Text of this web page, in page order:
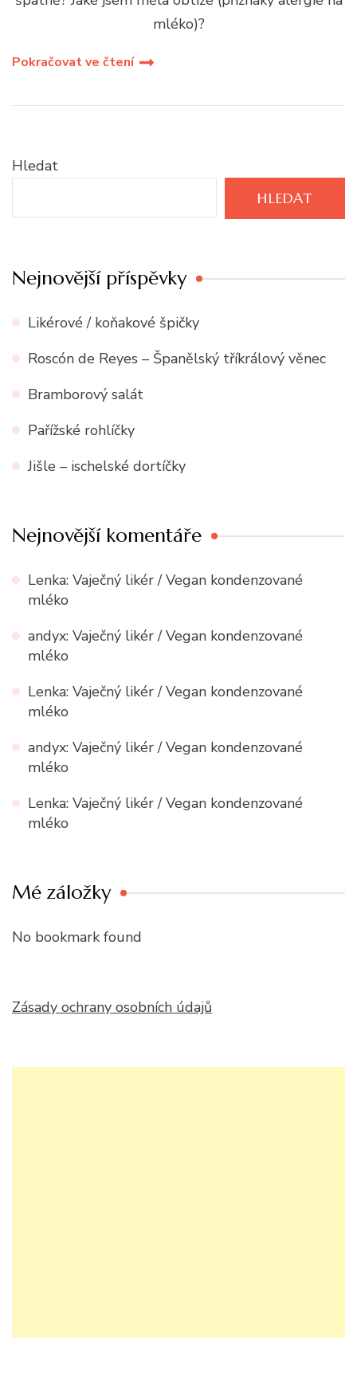
mléko)?
Pokračovat ve čtení
Hledat
HLEDAT
Nejnovější příspěvky
Likérové / koňakové špičky
Roscón de Reyes – Španělský tříkrálový věnec
Bramborový salát
Pařížské rohlíčky
Jišle – ischelské dortíčky
Nejnovější komentáře
Lenka: Vaječný likér / Vegan kondenzované
mléko
andyx: Vaječný likér / Vegan kondenzované
mléko
Lenka: Vaječný likér / Vegan kondenzované
mléko
andyx: Vaječný likér / Vegan kondenzované
mléko
Lenka: Vaječný likér / Vegan kondenzované
mléko
Mé záložky
No bookmark found
Zásady ochrany osobních údajů